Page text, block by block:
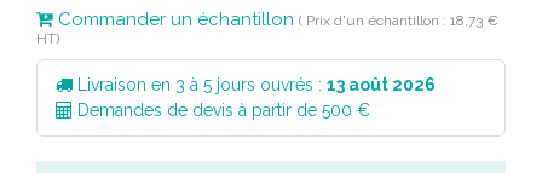
Commander un échantillon ( Prix d'un échantillon : 18,73 €
HT)
Livraison en 3 à 5 jours ouvrés : 13 août 2026
Demandes de devis à partir de 500 €